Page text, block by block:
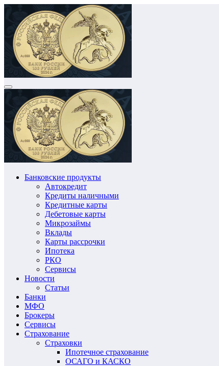
содержимому
Банковские продукты
Автокредит
Кредиты наличными
Кредитные карты
Дебетовые карты
Микрозаймы
Вклады
Карты рассрочки
Ипотека
РКО
Сервисы
Новости
Статьи
Банки
МФО
Брокеры
Сервисы
Страхование
Страховки
Ипотечное страхование
ОСАГО и КАСКО